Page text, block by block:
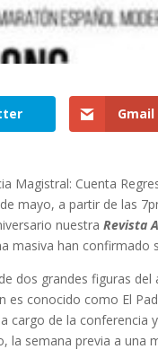
Gmail
Magistral: Cuenta
mayo, a partir de las
nuestraRevista
masiva han confirmado
dos grandes figuras
es conocido como El
cargo de la
la semana previa a una